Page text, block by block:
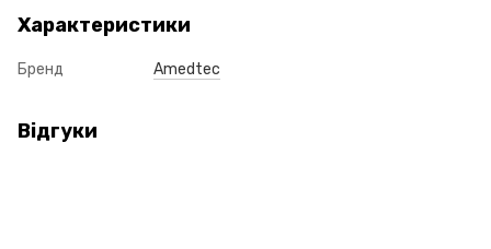
Характеристики
Бренд Amedtec
Відгуки